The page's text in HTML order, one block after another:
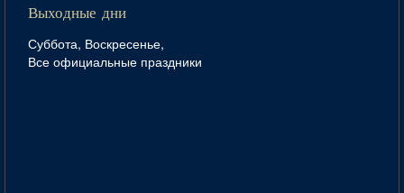
Выходные дни
Суббота, Воскресенье,
Все официальные праздники